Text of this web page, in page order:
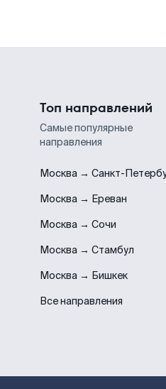
Топ направлений
Самые популярные
направления
Москва → Санкт-
Москва → Ереван
Москва → Сочи
Москва → Стамбул
Москва → Бишкек
Все направления